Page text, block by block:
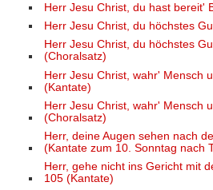
Herr Jesu Christ, du hast bereit'
Herr Jesu Christ, du höchstes
Herr Jesu Christ, du höchstes
(Choralsatz)
Herr Jesu Christ, wahr' Mensch
(Kantate)
Herr Jesu Christ, wahr' Mensch
(Choralsatz)
Herr, deine Augen sehen nach
(Kantate zum 10. Sonntag nach
Herr, gehe nicht ins Gericht mit
105 (Kantate)